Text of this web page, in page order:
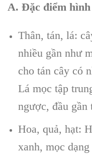
A. Đặc điểm
Thân, tán, lá:
nhiều gần như
cho tán cây có
Lá mọc tập
ngược, đầu gần
Hoa, quả, hạt:
xanh, mọc